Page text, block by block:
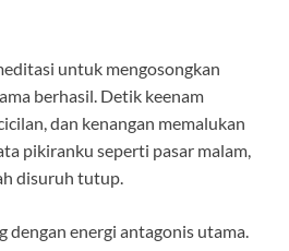
untuk mengosongkan
berhasil. Detik keenam
dan kenangan memalukan
pikiranku seperti pasar malam,
disuruh tutup.
dengan energi antagonis utama.